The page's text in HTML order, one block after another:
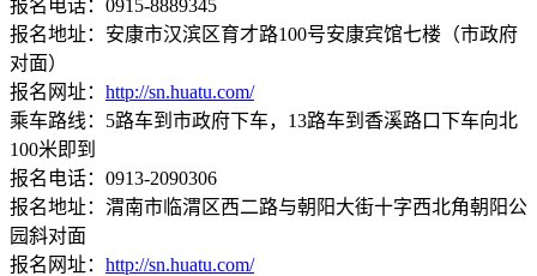
报名电话：0915-8889345
报名地址：安康市汉滨区育才路100号安康宾馆七楼（市政府
对面）
报名网址： http://sn.huatu.com/
乘车路线：5路车到市政府下车，13路车到香溪路口下车向北
100米即到
报名电话：0913-2090306
报名地址：渭南市临渭区西二路与朝阳大街十字西北角朝阳公
园斜对面
报名网址： http://sn.huatu.com/